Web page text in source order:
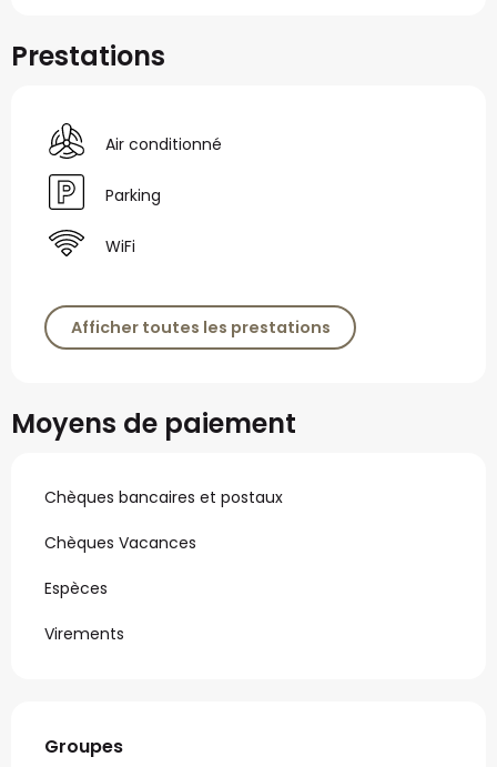
Prestations
Air conditionné
Parking
WiFi
Afficher toutes les prestations
Moyens de paiement
Chèques bancaires et postaux
Chèques Vacances
Espèces
Virements
Groupes
Groupes